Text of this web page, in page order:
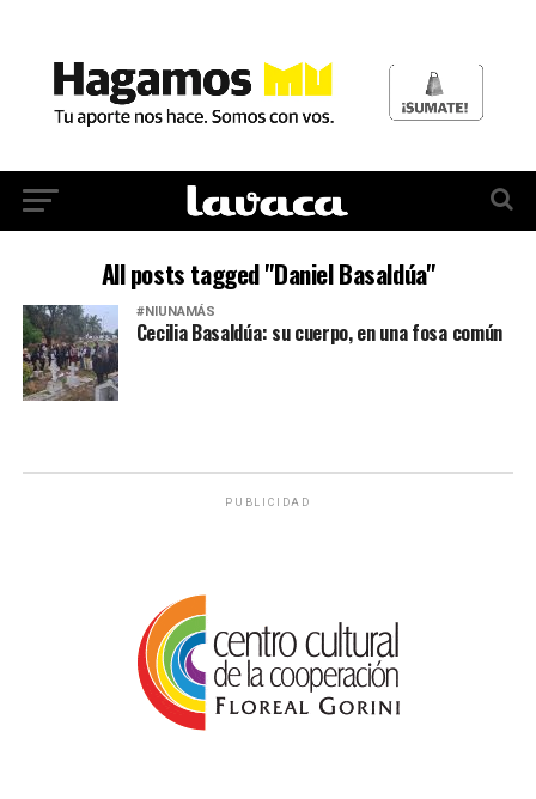
All posts tagged "Daniel Basaldúa"
#NIUNAMÁS
Cecilia Basaldúa: su cuerpo, en una fosa común
PUBLICIDAD